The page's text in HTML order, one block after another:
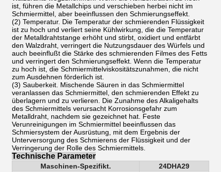
ist, führen die Metallchips und verschieben herbei nicht im
Schmiermittel, aber beeinflussen den Schmierungseffekt.
(2) Temperatur. Die Temperatur der schmierenden Flüssigkeit
ist zu hoch und verliert seine Kühlwirkung, die die Temperatur
der Metalldrahtstange erhöht und stirbt, oxidiert und entfärbt
den Walzdraht, verringert die Nutzungsdauer des Würfels und
auch beeinflußt die Stärke des schmierenden Filmes des Fetts
und verringert den Schmierungseffekt. Wenn die Temperatur
zu hoch ist, die Schmiermittelviskositätszunahmen, die nicht
zum Ausdehnen förderlich ist.
(3) Sauberkeit. Mischende Säuren in das Schmiermittel
veranlassen das Schmiermittel, den schmierenden Effekt zu
überlagern und zu verlieren. Die Zunahme des Alkaligehalts
des Schmiermittels verursacht Korrosionsgefahr zum
Metalldraht, nachdem sie gezeichnet hat. Feste
Verunreinigungen im Schmiermittel beeinflussen das
Schmiersystem der Ausrüstung, mit dem Ergebnis der
Unterversorgung des Schmierens der Flüssigkeit und der
Verringerung der Rolle des Schmiermittels.
Technische Parameter
Maschinen-Spezifikt.
24DHA29